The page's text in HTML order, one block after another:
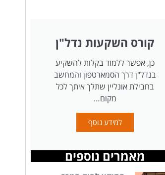
קורס השקעות נדל"ן
כן, אפשר ללמוד בקלות להשקיע
בנדל"ן דרך הסמארטפון והמחשב
בחבילת אונליין שתלך איתך לכל
מקום…
למידע נוסף
מאמרים נוספים